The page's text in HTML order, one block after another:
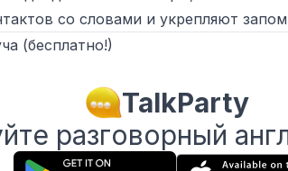
со словами и укрепляют
(бесплатно!)
TalkParty
разговорный